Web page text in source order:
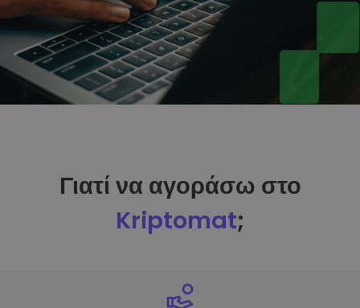
Γιατί να αγοράσω στο
Kriptomat;